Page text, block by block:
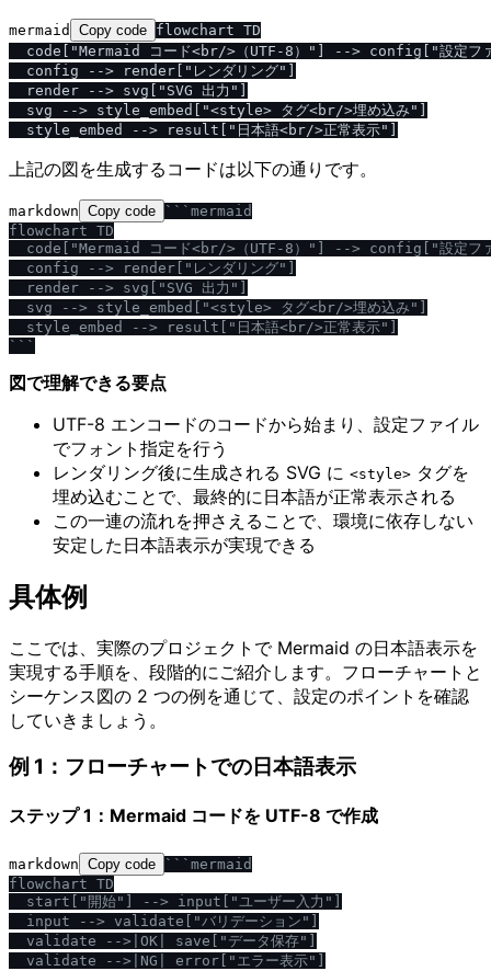
mermaid Copy code flowchart TD
code["Mermaid コード<br/>（UTF-8）"] --> config["設定フ
  config --> render["レンダリング"]
  render --> svg["SVG 出力"]
  svg --> style_embed["<style> タグ<br/>埋め込み"]
上記の図を生成するコードは以下の通りです。
markdown Copy code
```mermaid
flowchart TD
  code["Mermaid コード<br
/>（UTF-8）"] --> config["設定フ
  config --> render["レンダリング"]
  render --> svg["SVG 出力"]
  svg --> style_embed["<style> タグ<br
/>埋め込み"]
  style_embed --> result["日本語<br
/>正常表示"]
```
図で理解できる要点
UTF-8 エンコードのコードから始まり、設定ファイル
でフォント指定を行う
レンダリング後に生成される SVG に <style> タグを
埋め込むことで、最終的に日本語が正常表示される
この一連の流れを押さえることで、環境に依存しない
安定した日本語表示が実現できる
具体例
ここでは、実際のプロジェクトで Mermaid の日本語表示を
実現する手順を、段階的にご紹介します。フローチャートと
シーケンス図の 2 つの例を通じて、設定のポイントを確認
していきましょう。
例 1：フローチャートでの日本語表示
ステップ 1：Mermaid コードを UTF-8 で作成
markdown Copy code
```mermaid
flowchart TD
  start["開始"] --> input["ユーザー入力"]
  input --> validate["バリデーション"]
  validate -->|OK| save["データ保存"]
  validate -->|NG| error["エラー表示"]